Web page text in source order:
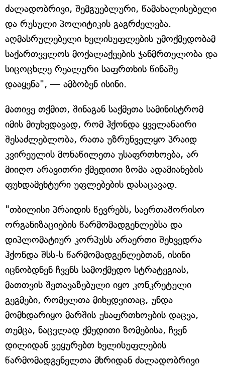
ძალადობრივი, შემგუებლური, წამახალისებელი
და რუსული პოლიტიკის გაგრძელება.
აღმასრულებელი ხელისუფლების უმოქმედობამ
საქართველოს მოქალაქეების ჯანმრთელობა და
სიცოცხლე რეალური საფრთხის წინაშე
დააყენა", — ამბობენ ისინი.
მათივე თქმით, შინაგან საქმეთა სამინისტრომ
იმის მიუხედავად, რომ ჰქონდა ყველანაირი
შესაძლებლობა, რათა უზრუნველყო პრაიდ
კვირეულის მონაწილეთა უსაფრთხოება, არ
მიიღო არავითრი ქმედითი ზომა ადამიანების
ფუნდამენტური უფლებების დასაცავად.
"თბილისი პრაიდის წევრებს, საერთაშორისო
ორგანიზაციების წარმომადგენლებსა და
დიპლომატიურ კორპუსს არაერთი შეხვედრა
ჰქონდა შსს-ს წარმომადგენლებთან, ისინი
იცნობდნენ ჩვენს სამოქმედო სტრატეგიას,
მათთვის შეთავაზებული იყო კონკრეტული
გეგმები, რომელთა მიხედვითაც, უნდა
მომხდარიყო მარშის უსაფრთხოების დაცვა,
თუმცა, ნაცვლად ქმედითი ზომებისა, ჩვენ
დილიდან ვუყურებთ ხელისუფლების
წარმომადგენელთა მხრიდან ძალადობრივი